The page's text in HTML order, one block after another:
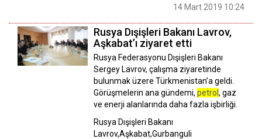
14 Mart 2019 10:24
Rusya Dışişleri Bakanı Lavrov,
Aşkabat’ı ziyaret etti
Rusya Federasyonu Dışişleri Bakanı
Sergey Lavrov, çalışma ziyaretinde
bulunmak üzere Türkmenistan’a geldi.
Görüşmelerin ana gündemi, petrol , gaz
ve enerji alanlarında daha fazla işbirliği.
Rusya Dışişleri Bakanı
Lavrov,Aşkabat,Gurbanguli